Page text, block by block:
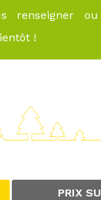
renseigner
!
PRIX